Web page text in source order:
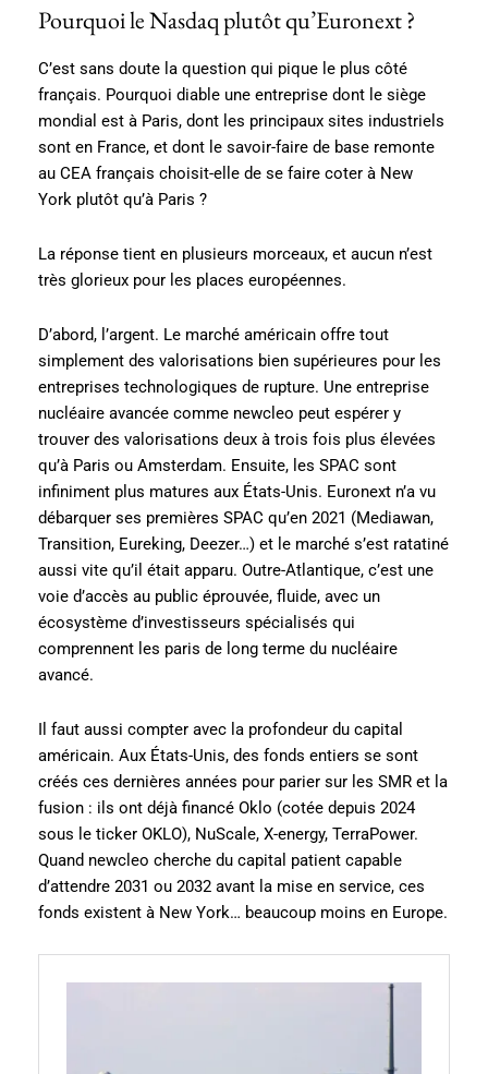
Pourquoi le Nasdaq plutôt qu’Euronext ?
C’est sans doute la question qui pique le plus côté
français. Pourquoi diable une entreprise dont le siège
mondial est à Paris, dont les principaux sites industriels
sont en France, et dont le savoir-faire de base remonte
au CEA français choisit-elle de se faire coter à New
York plutôt qu’à Paris ?
La réponse tient en plusieurs morceaux, et aucun n’est
très glorieux pour les places européennes.
D’abord, l’argent. Le marché américain offre tout
simplement des valorisations bien supérieures pour les
entreprises technologiques de rupture. Une entreprise
nucléaire avancée comme newcleo peut espérer y
trouver des valorisations deux à trois fois plus élevées
qu’à Paris ou Amsterdam. Ensuite, les SPAC sont
infiniment plus matures aux États-Unis. Euronext n’a vu
débarquer ses premières SPAC qu’en 2021 (Mediawan,
Transition, Eureking, Deezer…) et le marché s’est ratatiné
aussi vite qu’il était apparu. Outre-Atlantique, c’est une
voie d’accès au public éprouvée, fluide, avec un
écosystème d’investisseurs spécialisés qui
comprennent les paris de long terme du nucléaire
avancé.
Il faut aussi compter avec la profondeur du capital
américain. Aux États-Unis, des fonds entiers se sont
créés ces dernières années pour parier sur les SMR et la
fusion : ils ont déjà financé Oklo (cotée depuis 2024
sous le ticker OKLO), NuScale, X-energy, TerraPower.
Quand newcleo cherche du capital patient capable
d’attendre 2031 ou 2032 avant la mise en service, ces
fonds existent à New York… beaucoup moins en Europe.